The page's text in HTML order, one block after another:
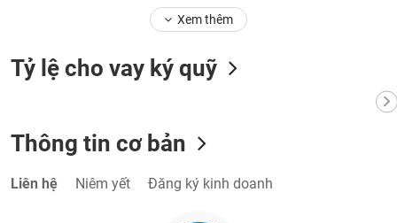
Xem thêm
Tỷ lệ cho vay ký quỹ
Thông tin cơ bản
Liên hệ Niêm yết Đăng ký kinh doanh